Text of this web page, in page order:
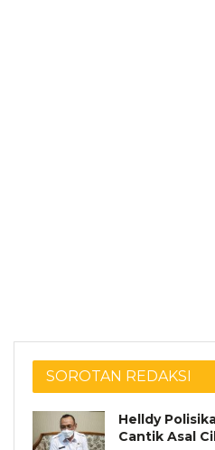
SOROTAN REDAKSI
Helldy
Cantik Asal